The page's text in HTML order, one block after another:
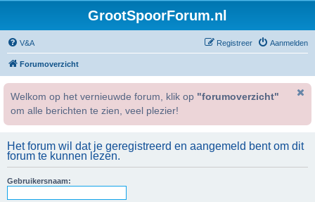
GrootSpoorForum.nl
V&A Aanmelden
Registreer
Forumoverzicht
Welkom op het vernieuwde forum, klik op "forumoverzicht"
om alle berichten te zien, veel plezier!
Het forum wil dat je geregistreerd en aangemeld bent om dit
forum te kunnen lezen.
Gebruikersnaam: